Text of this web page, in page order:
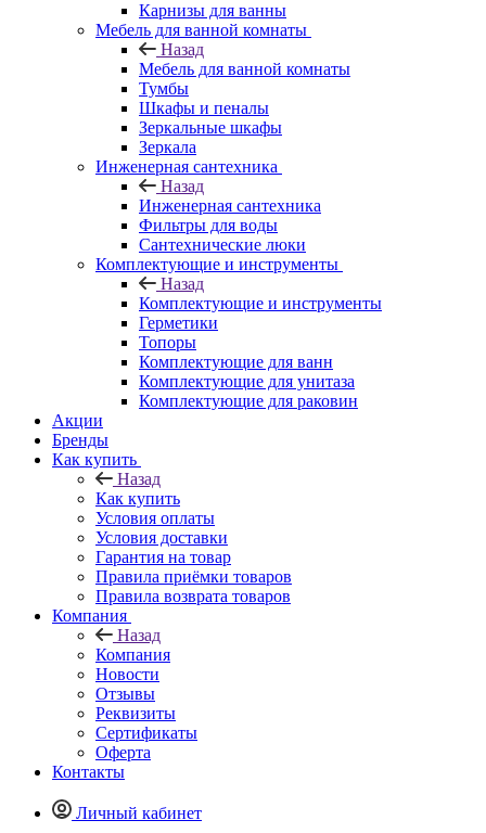
Карнизы для ванны
Мебель для ванной комнаты
Назад
Мебель для ванной комнаты
Тумбы
Шкафы и пеналы
Зеркальные шкафы
Зеркала
Инженерная сантехника
Назад
Инженерная сантехника
Фильтры для воды
Сантехнические люки
Комплектующие и инструменты
Назад
Комплектующие и инструменты
Герметики
Топоры
Комплектующие для ванн
Комплектующие для унитаза
Комплектующие для раковин
Акции
Бренды
Как купить
Назад
Как купить
Условия оплаты
Условия доставки
Гарантия на товар
Правила приёмки товаров
Правила возврата товаров
Компания
Назад
Компания
Новости
Отзывы
Реквизиты
Сертификаты
Оферта
Контакты
Личный кабинет